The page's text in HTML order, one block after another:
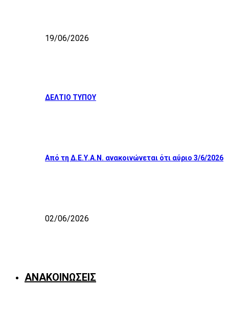
19/06/2026
ΔΕΛΤΙΟ ΤΥΠΟΥ
Από τη Δ.Ε.Υ.Α.Ν. ανακοινώνεται ότι αύριο 3/6/2026
02/06/2026
ΑΝΑΚΟΙΝΩΣΕΙΣ